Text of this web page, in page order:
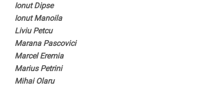
Ionut Dipse
Ionut Manoila
Liviu Petcu
Marana Pascovici
Marcel Eremia
Marius Petrini
Mihai Olaru